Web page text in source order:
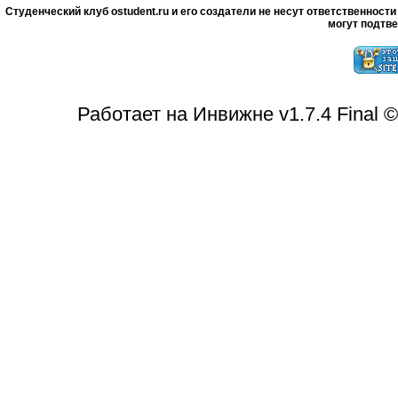
Студенческий клуб ostudent.ru и его создатели не несут
могут
Работает на Инвижне v1.7.4 Final